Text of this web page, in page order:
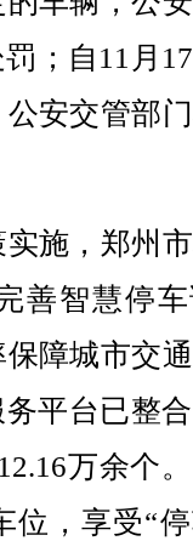
；自11月
安交管部
施，郑州
善智慧停
障城市交
平台已整
万余个
位，享受“